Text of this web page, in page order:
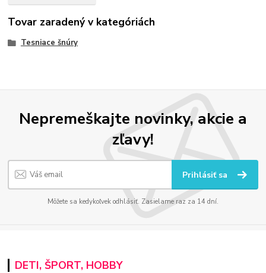
Tovar zaradený v kategóriách
Tesniace šnúry
Nepremeškajte novinky, akcie a
zľavy!
Prihlásiť sa
Môžete sa kedykoľvek odhlásiť. Zasielame raz za 14 dní.
DETI, ŠPORT, HOBBY